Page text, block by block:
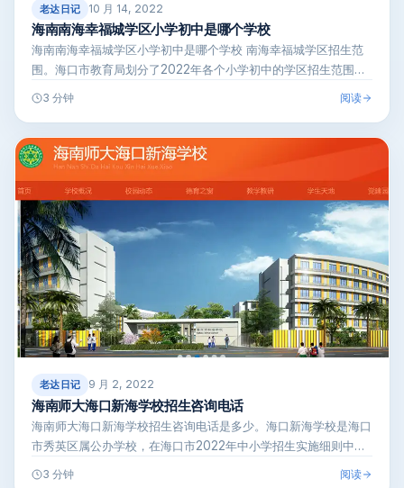
老达日记 10 月 14, 2022
海南南海幸福城学区小学初中是哪个学校
海南南海幸福城学区小学初中是哪个学校 南海幸福城学区招生范
围。海口市教育局划分了2022年各个小学初中的学区招生范围，
3 分钟 阅读
老达日记 9 月 2, 2022
海南师大海口新海学校招生咨询电话
海南师大海口新海学校招生咨询电话是多少。海口新海学校是海口
市秀英区属公办学校，在海口市2022年中小学招生实施细则中，
3 分钟 阅读